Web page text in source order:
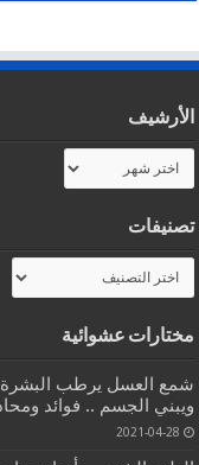
الأرشيف
الأرشيف
تصنيفات
تصنيفات
مختارات عشوائية
شمع العسل يرطب البشرة
ويبني الجسم .. فوائد
2021-04-28